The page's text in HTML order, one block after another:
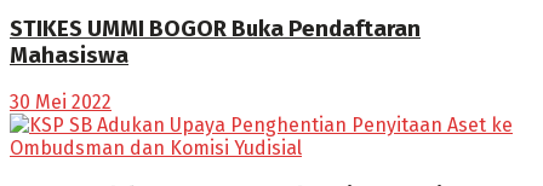
STIKES UMMI BOGOR Buka Pendaftaran
Mahasiswa
30 Mei 2022